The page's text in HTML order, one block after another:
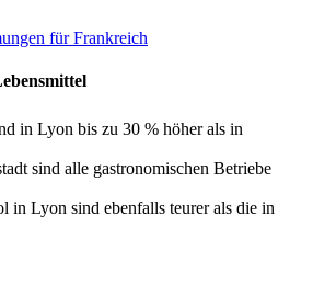
für Frankreich
in Lyon bis zu 30 % höher als in
sind alle gastronomischen Betriebe
Lyon sind ebenfalls teurer als die in